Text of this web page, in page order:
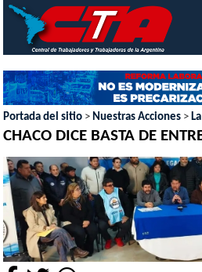
Portada del sitio > Nuestras Acciones >
CHACO DICE BASTA DE